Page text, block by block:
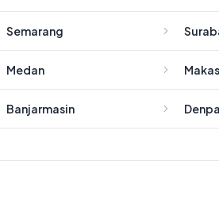
Semarang
Medan
Banjarmasin